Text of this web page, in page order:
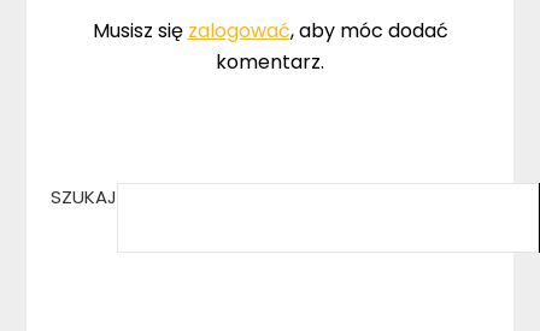
Musisz się zalogować, aby móc dodać
komentarz.
SZUKAJ